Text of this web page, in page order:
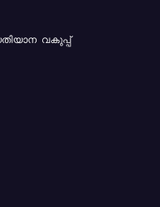
വകുപ്പ്